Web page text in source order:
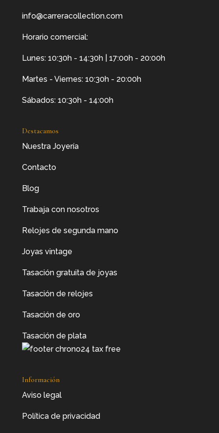
info@carreracollection.com
Horario comercial:
Lunes: 10:30h - 14:30h | 17:00h - 20:00h
Martes - Viernes: 10:30h - 20:00h
Sábados: 10:30h - 14:00h
Destacamos
Nuestra Joyería
Contacto
Blog
Trabaja con nosotros
Relojes de segunda mano
Joyas vintage
Tasación gratuita de joyas
Tasación de relojes
Tasación de oro
Tasación de plata
Información
Aviso legal
Política de privacidad